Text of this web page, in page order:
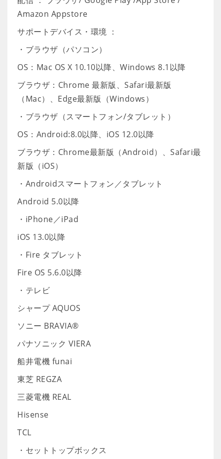
Amazon Appstore
サポートデバイス・環境 ：
・ブラウザ（パソコン）
OS：Mac OS X 10.10以降、Windows 8.1以降
ブラウザ：Chrome 最新版、Safari最新版
（Mac）、Edge最新版（Windows）
・ブラウザ（スマートフォン/タブレット）
OS：Android:8.0以降、iOS 12.0以降
ブラウザ：Chrome最新版（Android）、Safari最
新版（iOS）
・Androidスマートフォン／タブレット
Android 5.0以降
・iPhone／iPad
iOS 13.0以降
・Fire タブレット
Fire OS 5.6.0以降
・テレビ
シャープ AQUOS
ソニー BRAVIA®
パナソニック VIERA
船井電機 funai
東芝 REGZA
三菱電機 REAL
Hisense
TCL
・セットトップボックス